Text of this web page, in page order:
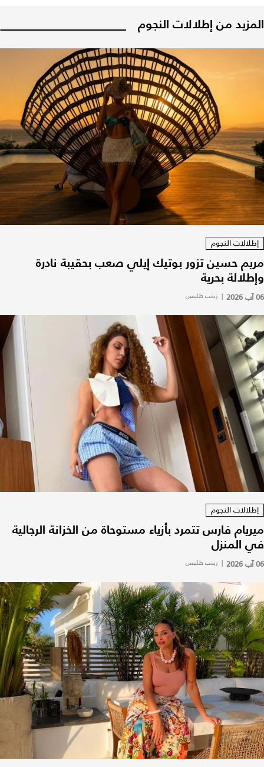
المزيد من إطلالات النجوم
إطلالات النجوم
مريم حسين تزور بوتيك إيلي صعب بحقيبة نادرة
وإطلالة بحرية
06 آب 2026 | زينب طليس
إطلالات النجوم
ميريام فارس تتمرد بأزياء مستوحاة من الخزانة الرجالية
في المنزل
06 آب 2026 | زينب طليس